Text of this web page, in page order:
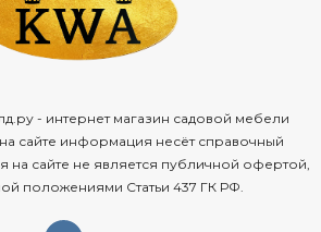
- интернет магазин садовой мебели
сайте информация несёт справочный
на сайте не является публичной офертой,
положениями Статьи 437 ГК РФ.